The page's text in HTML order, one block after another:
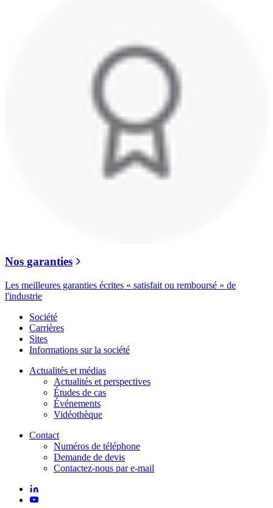
Nos garanties
Les meilleures garanties écrites « satisfait ou remboursé » de
l'industrie
Société
Carrières
Sites
Informations sur la société
Actualités et médias
Actualités et perspectives
Études de cas
Événements
Vidéothèque
Contact
Numéros de téléphone
Demande de devis
Contactez-nous par e-mail